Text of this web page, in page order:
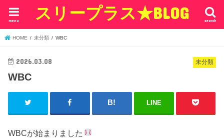
スリープラス★BLOG search
menu
HOME 未分類 WBC
未分類
2026.03.08
WBC
LINE
WBCが始まりました